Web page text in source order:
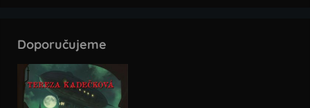
Doporučujeme